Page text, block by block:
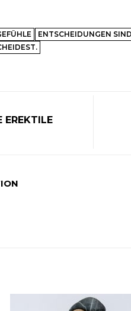
ENTSCHEIDUNGEN
EREKTILE